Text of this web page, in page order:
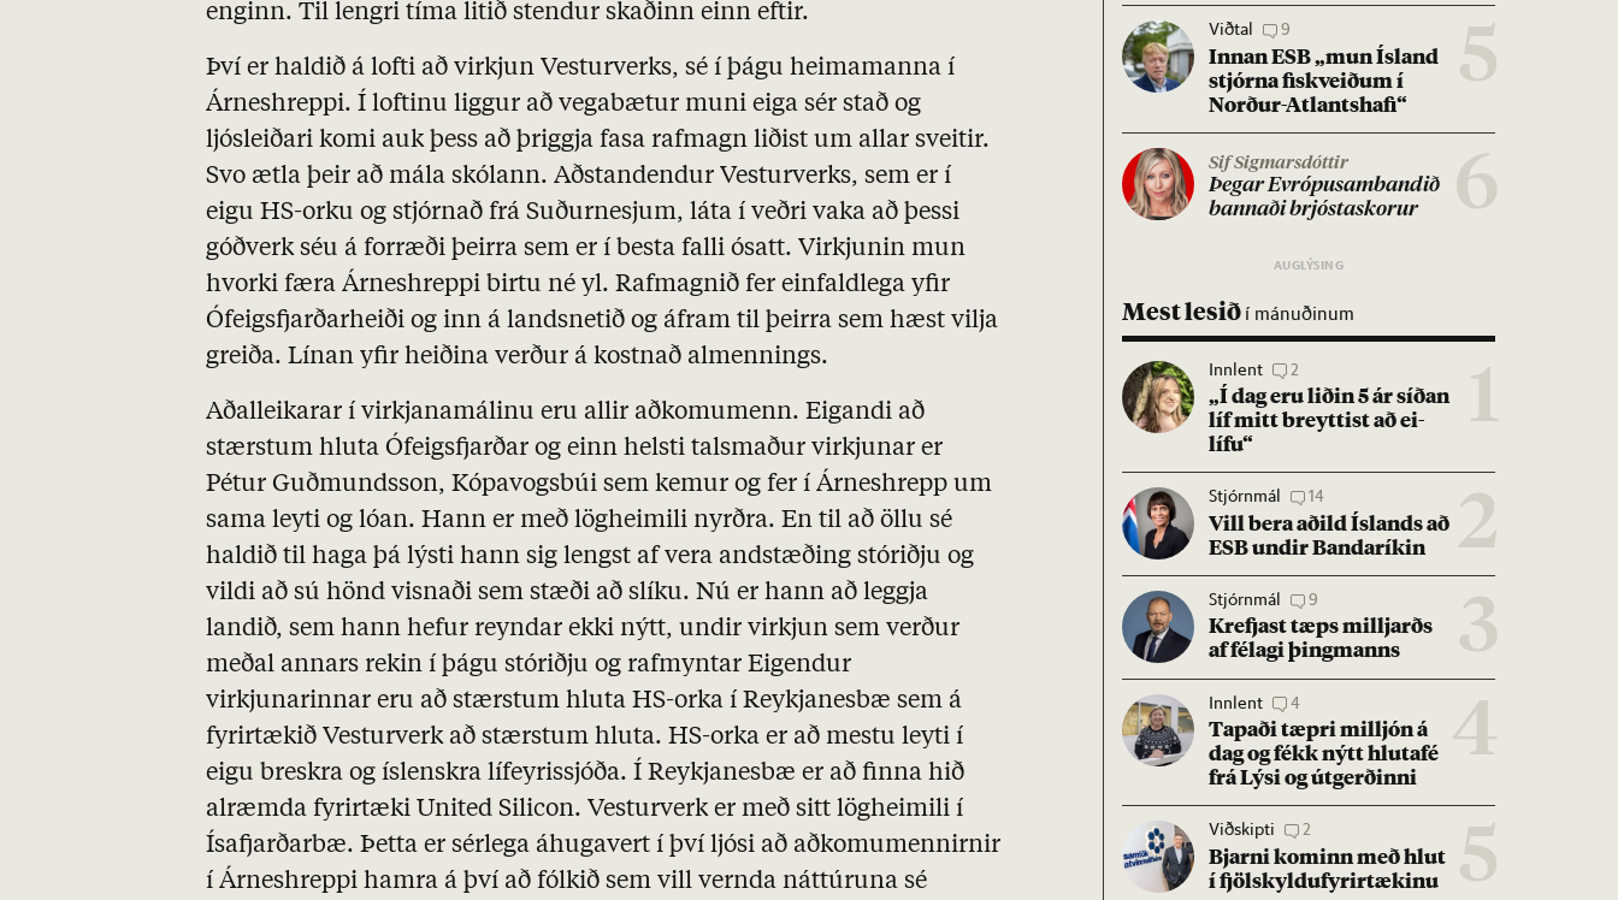
enginn. Til lengri tíma litið stendur skaðinn einn eftir.
Því er haldið á lofti að virkjun Vesturverks, sé í þágu heimamanna í
Árneshreppi. Í loftinu liggur að vegabætur muni eiga sér stað og
ljósleiðari komi auk þess að þriggja fasa rafmagn liðist um allar sveitir.
Svo ætla þeir að mála skólann. Aðstandendur Vesturverks, sem er í
eigu HS-orku og stjórnað frá Suðurnesjum, láta í veðri vaka að þessi
góðverk séu á forræði þeirra sem er í besta falli ósatt. Virkjunin mun
hvorki færa Árneshreppi birtu né yl. Rafmagnið fer einfaldlega yfir
Ófeigsfjarðarheiði og inn á landsnetið og áfram til þeirra sem hæst vilja
greiða. Línan yfir heiðina verður á kostnað almennings.
Aðalleikarar í virkjanamálinu eru allir aðkomumenn. Eigandi að
stærstum hluta Ófeigsfjarðar og einn helsti talsmaður virkjunar er
Pétur Guðmundsson, Kópavogsbúi sem kemur og fer í Árneshrepp um
sama leyti og lóan. Hann er með lögheimili nyrðra. En til að öllu sé
haldið til haga þá lýsti hann sig lengst af vera andstæðing stóriðju og
vildi að sú hönd visnaði sem stæði að slíku. Nú er hann að leggja
landið, sem hann hefur reyndar ekki nýtt, undir virkjun sem verður
meðal annars rekin í þágu stóriðju og rafmyntar Eigendur
virkjunarinnar eru að stærstum hluta HS-orka í Reykjanesbæ sem á
fyrirtækið Vesturverk að stærstum hluta. HS-orka er að mestu leyti í
eigu breskra og íslenskra lífeyrissjóða. Í Reykjanesbæ er að finna hið
alræmda fyrirtæki United Silicon. Vesturverk er með sitt lögheimili í
Ísafjarðarbæ. Þetta er sérlega áhugavert í því ljósi að aðkomumennirnir
í Árneshreppi hamra á því að fólkið sem vill vernda náttúruna sé
5
Viðtal 9
Inn­an ESB „mun Ís­land
stjórna fisk­veið­um í
Norð­ur-Atlants­hafi“
6
Sif Sigmarsdóttir
Þeg­ar Evr­ópu­sam­band­ið
bann­aði brjósta­skor­ur
Mest lesið í mánuðinum
1
Innlent 2
„Í dag eru lið­in 5 ár síð­an
líf mitt breytt­ist að ei­
lífu“
2
Stjórnmál 14
Vill bera að­ild Ís­lands að
ESB und­ir Banda­rík­in
3
Stjórnmál 9
Krefjast tæps millj­arðs
af fé­lagi þing­manns
4
Innlent 4
Tap­aði tæpri millj­ón á
dag og fékk nýtt hluta­fé
frá Lýsi og út­gerð­inni
5
Viðskipti 2
Bjarni kom­inn með hlut
í fjöl­skyldu­fyr­ir­tæk­inu